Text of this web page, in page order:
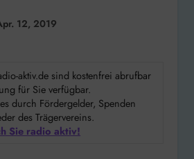
12, 2019
aktiv.de sind kostenfrei abrufbar
für Sie verfügbar.
durch Fördergelder, Spenden
des Trägervereins.
Sie radio aktiv!